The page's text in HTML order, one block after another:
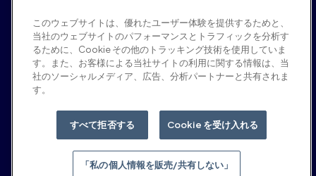
サプライヤーポータル
利用規約
倫理・コンプライアンス
EEO statement & notices
「私の個人情報を販売/共有しない」
ソーシャルメディア
Linkedin
このウェブサイトは、優れたユーザー体験を提供するためと、
当社のウェブサイトのパフォーマンスとトラフィックを分析す
るために、Cookie その他のトラッキング技術を使用していま
す。また、お客様による当社サイトの利用に関する情報は、当
社のソーシャルメディア、広告、分析パートナーと共有されま
す。
すべて拒否する Cookie を受け入れる
「私の個人情報を販売/共有しない」